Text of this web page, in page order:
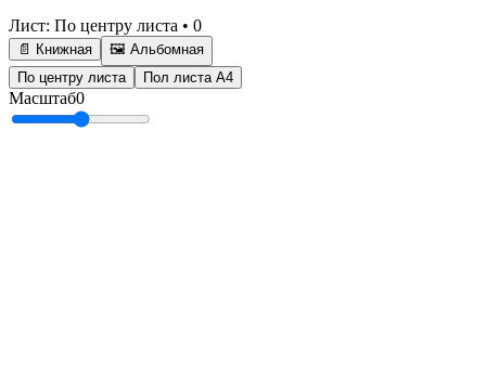
Лист: По центру листа • 0
📄 Книжная
🖼️ Альбомная
По центру листа
Пол листа А4
Масштаб0